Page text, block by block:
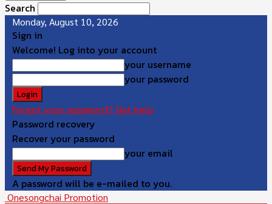
Search
Monday, August 10, 2026
Sign in
Welcome! Log into your account
your username
your password
Forgot your password? Get help
Password recovery
Recover your password
your email
A password will be e-mailed to you.
Onesongchai Promotion